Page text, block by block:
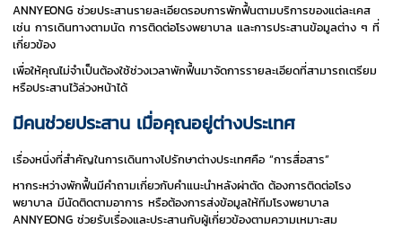
ANNYEONG ช่วยประสานรายละเอียดรอบการพักฟื้นตามบริการของแต่ละเคส
เช่น การเดินทางตามนัด การติดต่อโรงพยาบาล และการประสานข้อมูลต่าง ๆ ที่
เกี่ยวข้อง
เพื่อให้คุณไม่จำเป็นต้องใช้ช่วงเวลาพักฟื้นมาจัดการรายละเอียดที่สามารถเตรียม
หรือประสานไว้ล่วงหน้าได้
มีคนช่วยประสาน เมื่อคุณอยู่ต่างประเทศ
เรื่องหนึ่งที่สำคัญในการเดินทางไปรักษาต่างประเทศคือ “การสื่อสาร”
หากระหว่างพักฟื้นมีคำถามเกี่ยวกับคำแนะนำหลังผ่าตัด ต้องการติดต่อโรง
พยาบาล มีนัดติดตามอาการ หรือต้องการส่งข้อมูลให้ทีมโรงพยาบาล
ANNYEONG ช่วยรับเรื่องและประสานกับผู้เกี่ยวข้องตามความเหมาะสม